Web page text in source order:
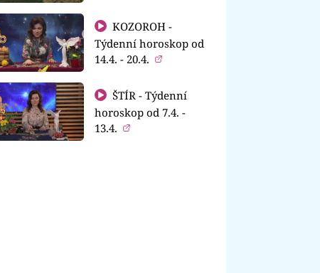
KOZOROH -
Týdenní horoskop od
14.4. - 20.4.
ŠTÍR - Týdenní
horoskop od 7.4. -
13.4.